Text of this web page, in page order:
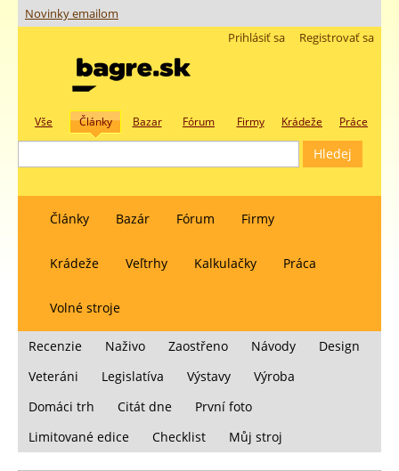
Novinky emailom
Registrovať sa
Prihlásiť sa
Vše Články Bazar Fórum Firmy Krádeže Práce
Články Bazár Fórum Firmy
Krádeže Veľtrhy Kalkulačky Práca
Volné stroje
Recenzie Naživo Zaostřeno Návody
Design
Veteráni
Legislatíva Výstavy
Výroba
Domáci trh
Citát dne
První foto
Limitované edice
Checklist Můj stroj